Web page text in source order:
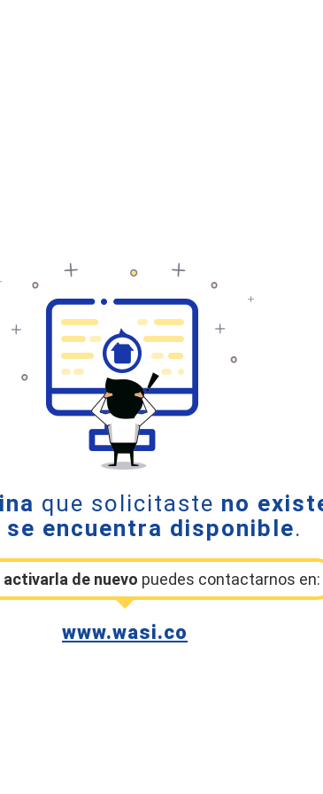
que solicitaste no
se encuentra disponible.
activarla de nuevo puedes contactarnos en:
www.wasi.co